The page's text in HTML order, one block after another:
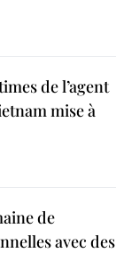
de l’agent
mise à
de
avec des